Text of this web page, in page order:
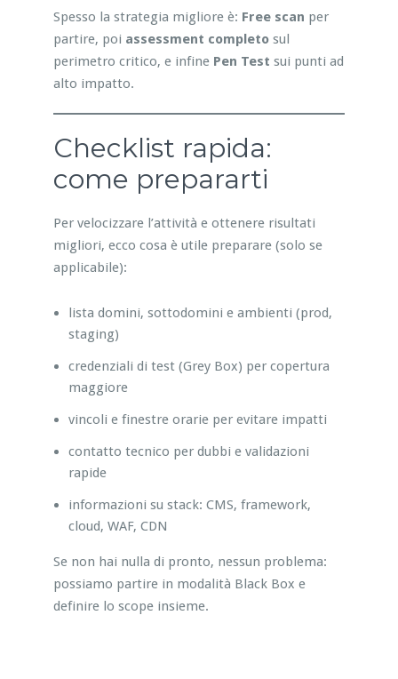
Spesso la strategia migliore è: Free scan per
partire, poi assessment completosul
perimetro critico, e infine Pen Test sui punti ad
alto impatto.
Checklist rapida:
come prepararti
Per velocizzare l’attività e ottenere risultati
migliori, ecco cosa è utile preparare (solo se
applicabile):
lista domini, sottodomini e ambienti (prod,
staging)
credenziali di test (Grey Box) per copertura
maggiore
vincoli e finestre orarie per evitare impatti
contatto tecnico per dubbi e validazioni
rapide
informazioni su stack: CMS, framework,
cloud, WAF, CDN
Se non hai nulla di pronto, nessun problema:
possiamo partire in modalità Black Box e
definire lo scope insieme.